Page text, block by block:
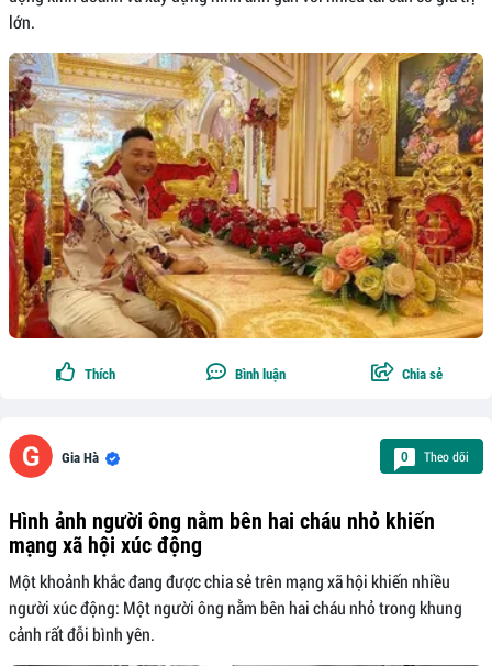
lớn.
Thích Bình luận Chia sẻ
Gia Hà 0 Theo dõi
Hình ảnh người ông nằm bên hai cháu nhỏ khiến
mạng xã hội xúc động
Một khoảnh khắc đang được chia sẻ trên mạng xã hội khiến nhiều
người xúc động: Một người ông nằm bên hai cháu nhỏ trong khung
cảnh rất đỗi bình yên.